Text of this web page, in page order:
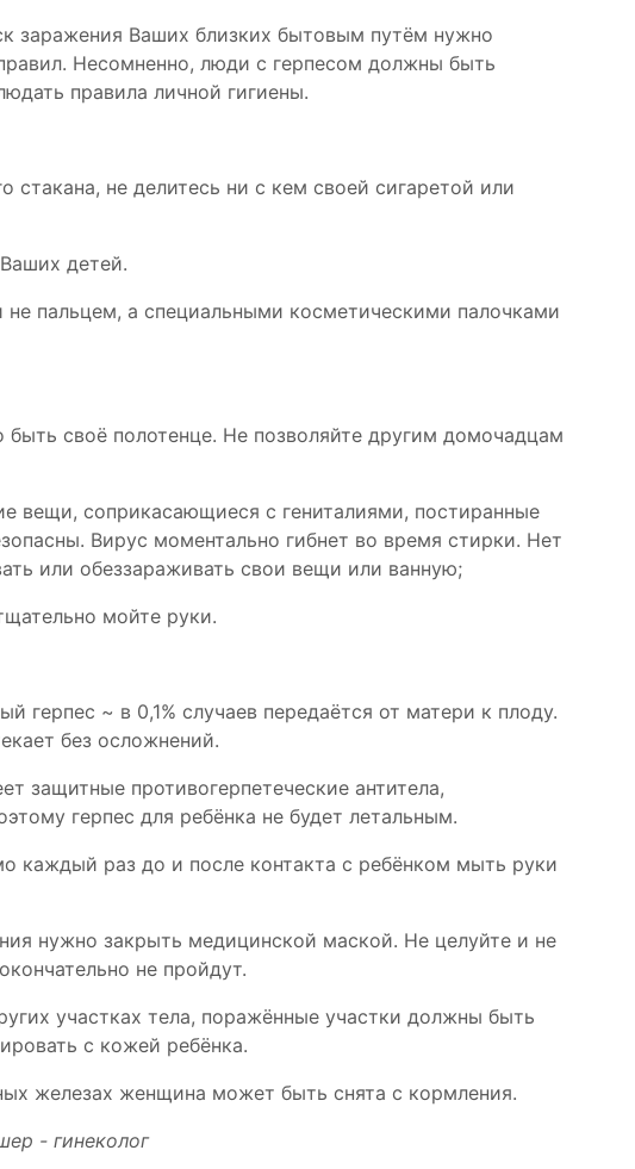
заражения Ваших близких бытовым путём нужно
Несомненно, люди с герпесом должны быть
правила личной гигиены.
стакана, не делитесь ни с кем своей сигаретой или
детей.
пальцем, а специальными косметическими палочками
своё полотенце. Не позволяйте другим домочадцам
вещи, соприкасающиеся с гениталиями, постиранные
Вирус моментально гибнет во время стирки. Нет
или обеззараживать свои вещи или ванную;
мойте руки.
герпес ~ в 0,1% случаев передаётся от матери к плоду.
без осложнений.
защитные противогерпетеческие антитела,
герпес для ребёнка не будет летальным.
каждый раз до и после контакта с ребёнком мыть руки
нужно закрыть медицинской маской. Не целуйте и не
не пройдут.
участках тела, поражённые участки должны быть
с кожей ребёнка.
железах женщина может быть снята с кормления.
- гинеколог